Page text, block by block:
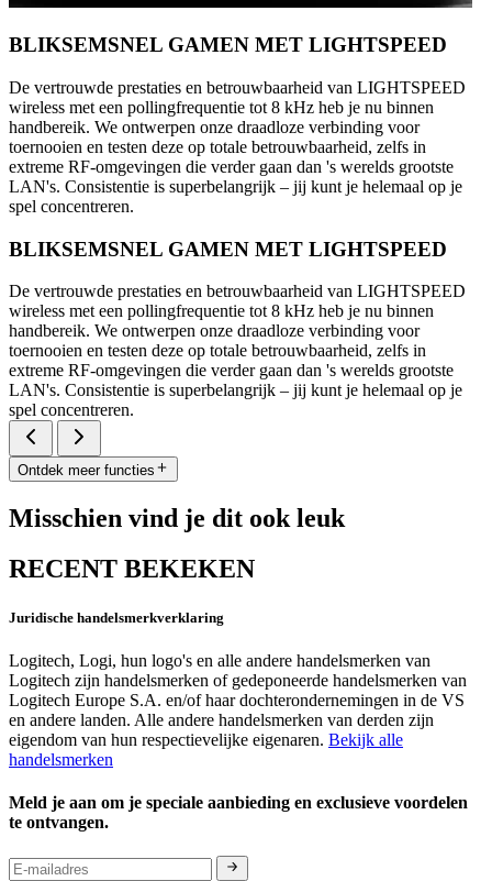
BLIKSEMSNEL GAMEN MET LIGHTSPEED
De vertrouwde prestaties en betrouwbaarheid van LIGHTSPEED
wireless met een pollingfrequentie tot 8 kHz heb je nu binnen
handbereik. We ontwerpen onze draadloze verbinding voor
toernooien en testen deze op totale betrouwbaarheid, zelfs in
extreme RF-omgevingen die verder gaan dan 's werelds grootste
LAN's. Consistentie is superbelangrijk – jij kunt je helemaal op je
spel concentreren.
BLIKSEMSNEL GAMEN MET LIGHTSPEED
De vertrouwde prestaties en betrouwbaarheid van LIGHTSPEED
wireless met een pollingfrequentie tot 8 kHz heb je nu binnen
handbereik. We ontwerpen onze draadloze verbinding voor
toernooien en testen deze op totale betrouwbaarheid, zelfs in
extreme RF-omgevingen die verder gaan dan 's werelds grootste
LAN's. Consistentie is superbelangrijk – jij kunt je helemaal op je
spel concentreren.
Ontdek meer functies
Misschien vind je dit ook leuk
RECENT BEKEKEN
Juridische handelsmerkverklaring
Logitech, Logi, hun logo's en alle andere handelsmerken van
Logitech zijn handelsmerken of gedeponeerde handelsmerken van
Logitech Europe S.A. en/of haar dochterondernemingen in de VS
en andere landen. Alle andere handelsmerken van derden zijn
eigendom van hun respectievelijke eigenaren. Bekijk alle
handelsmerken
Meld je aan om je speciale aanbieding en exclusieve voordelen
te ontvangen.